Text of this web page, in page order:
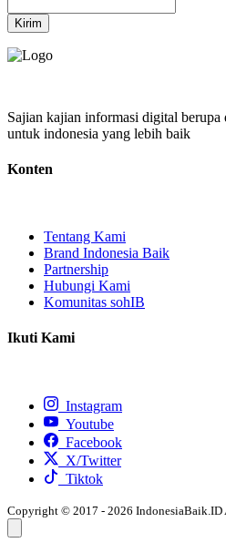
Kirim
Sajian kajian informasi digital berupa
untuk indonesia yang lebih baik
Konten
Tentang Kami
Brand Indonesia Baik
Partnership
Hubungi Kami
Komunitas sohIB
Ikuti Kami
Instagram
Youtube
Facebook
X/Twitter
Tiktok
Copyright © 2017 - 2026 IndonesiaBaik.ID